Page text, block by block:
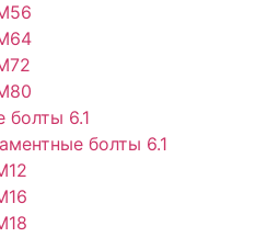
болты 6.1
болты 6.1